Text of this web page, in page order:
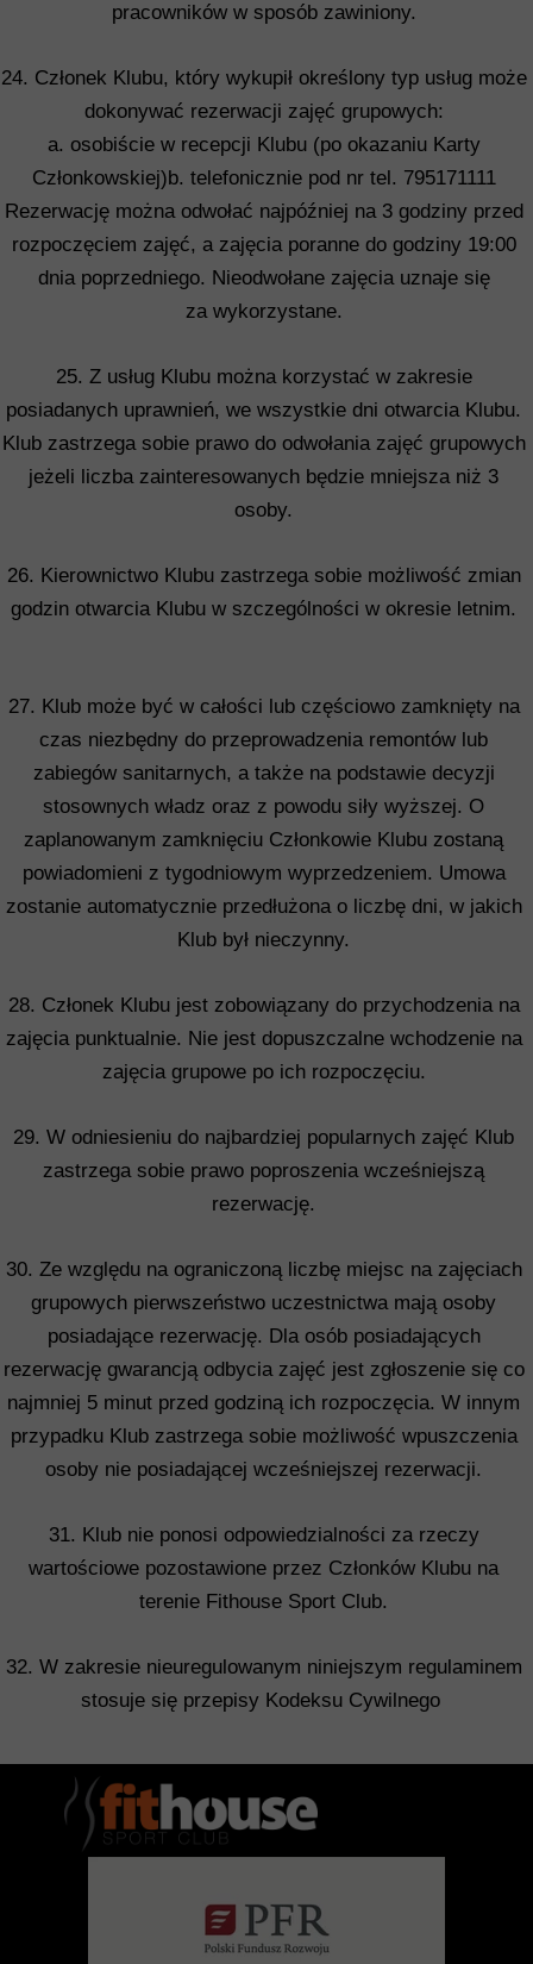
pracowników w sposób zawiniony.
24. Członek Klubu, który wykupił określony typ usług może
dokonywać rezerwacji zajęć grupowych:
a. osobiście w recepcji Klubu (po okazaniu Karty
Członkowskiej)b. telefonicznie pod nr tel. 795171111
Rezerwację można odwołać najpóźniej na 3 godziny przed
rozpoczęciem zajęć, a zajęcia poranne do godziny 19:00
dnia poprzedniego. Nieodwołane zajęcia uznaje się
za wykorzystane.
25. Z usług Klubu można korzystać w zakresie
posiadanych uprawnień, we wszystkie dni otwarcia Klubu.
Klub zastrzega sobie prawo do odwołania zajęć grupowych
jeżeli liczba zainteresowanych będzie mniejsza niż 3
osoby.
26. Kierownictwo Klubu zastrzega sobie możliwość zmian
godzin otwarcia Klubu w szczególności w okresie letnim.
27. Klub może być w całości lub częściowo zamknięty na
czas niezbędny do przeprowadzenia remontów lub
zabiegów sanitarnych, a także na podstawie decyzji
stosownych władz oraz z powodu siły wyższej. O
zaplanowanym zamknięciu Członkowie Klubu zostaną
powiadomieni z tygodniowym wyprzedzeniem. Umowa
zostanie automatycznie przedłużona o liczbę dni, w jakich
Klub był nieczynny.
28. Członek Klubu jest zobowiązany do przychodzenia na
zajęcia punktualnie. Nie jest dopuszczalne wchodzenie na
zajęcia grupowe po ich rozpoczęciu.
29. W odniesieniu do najbardziej popularnych zajęć Klub
zastrzega sobie prawo poproszenia wcześniejszą
rezerwację.
30. Ze względu na ograniczoną liczbę miejsc na zajęciach
grupowych pierwszeństwo uczestnictwa mają osoby
posiadające rezerwację. Dla osób posiadających
rezerwację gwarancją odbycia zajęć jest zgłoszenie się co
najmniej 5 minut przed godziną ich rozpoczęcia. W innym
przypadku Klub zastrzega sobie możliwość wpuszczenia
osoby nie posiadającej wcześniejszej rezerwacji.
31. Klub nie ponosi odpowiedzialności za rzeczy
wartościowe pozostawione przez Członków Klubu na
terenie Fithouse Sport Club.
32. W zakresie nieuregulowanym niniejszym regulaminem
stosuje się przepisy Kodeksu Cywilnego